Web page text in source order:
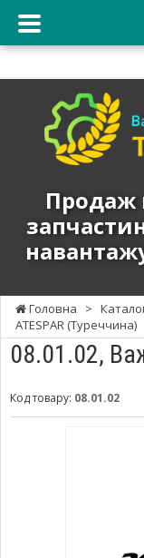
ЮНИОН"
автокамер
до
та
Продаж
Головна >
ATESPAR (Туреччина)
08.01.02,
Код товару: 08.01.02